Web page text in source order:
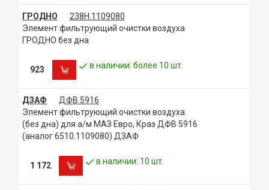
ГРОДНО
238Н.1109080
Элемент фильтрующий очистки воздуха
ГРОДНО без дна
923 в наличии: более 10 шт.
ДЗАФ
ДФВ 5916
Элемент фильтрующий очистки воздуха
(без дна) для а/м МАЗ Евро, Краз ДФВ 5916
(аналог 6510.1109080) ДЗАФ
1 172 в наличии: 10 шт.